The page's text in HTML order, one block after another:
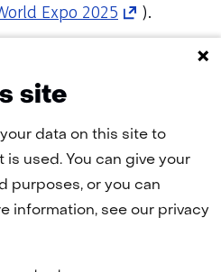
Expo 2025 (opens
in
(refers
to
another
website)
).
Catalogue
site
data on this site to
used. You can give your
purposes, or you can
information, see our privacy